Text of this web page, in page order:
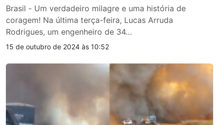
Brasil - Um verdadeiro milagre e uma história de
coragem! Na última terça-feira, Lucas Arruda
Rodrigues, um engenheiro de 34…
15 de outubro de 2024 às 10:52